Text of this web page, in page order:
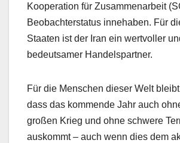
Kooperation für Zusammenarbeit
Beobachterstatus innehaben. Für
Staaten ist der Iran ein wertvoller
bedeutsamer Handelspartner.
Für die Menschen dieser Welt
dass das kommende Jahr auch
großen Krieg und ohne schwere
auskommt – auch wenn dies dem